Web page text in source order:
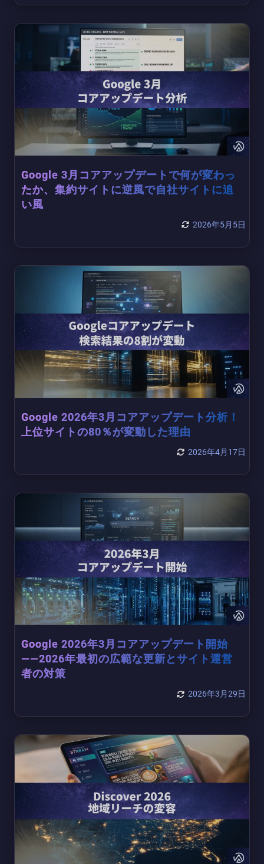
2026年5月5日
Google 3月コアアップデートで何が変わっ
たか、集約サイトに逆風で自社サイトに追
い風
2026年4月17日
Google 2026年3月コアアップデート分析！
上位サイトの80％が変動した理由
2026年3月29日
Google 2026年3月コアアップデート開始
——2026年最初の広範な更新とサイト運営
者の対策